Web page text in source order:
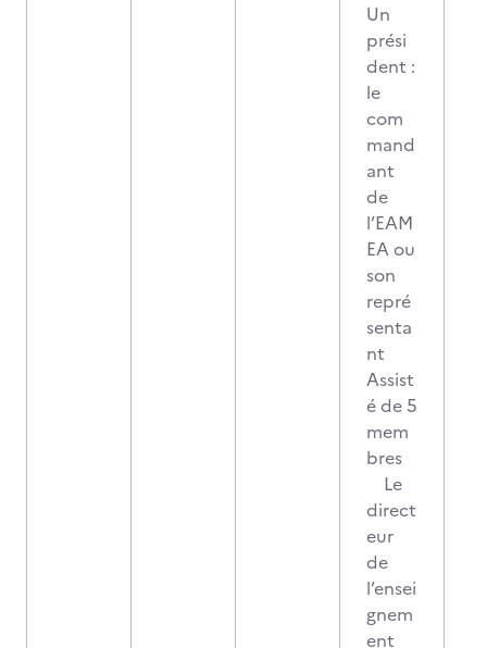
Un
prési
dent :
le
com
mand
ant
de
l’EAM
EA ou
son
repré
senta
nt
Assist
é de 5
mem
bres
Le
direct
eur
de
l’ensei
gnem
ent